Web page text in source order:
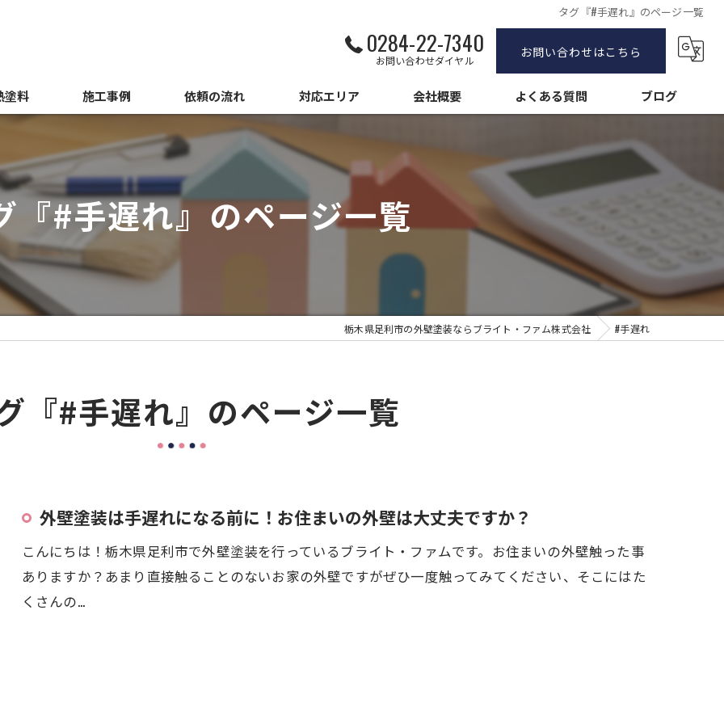
タグ『#手遅れ』のページ一覧
0284-22-7340
お問い合わせダイヤル
お問い合わせはこちら
塗料 施工事例 依頼の流れ 対応エリア
日光市の外壁塗装
佐野市の外壁塗装
宇都宮市の外壁塗装
会社概要 よくある質問 ブログ
『#手遅れ』のページ一覧
栃木県足利市の外壁塗装ならブライト・ファム株式会社 #手遅れ
『#手遅れ』のページ一覧
外壁塗装は手遅れになる前に！お住まいの外壁は大丈夫ですか？
こんにちは！栃木県足利市で外壁塗装を行っているブライト・ファムです。お住まいの外壁触った事
ありますか？あまり直接触ることのないお家の外壁ですがぜひ一度触ってみてください、そこにはた
くさんの…